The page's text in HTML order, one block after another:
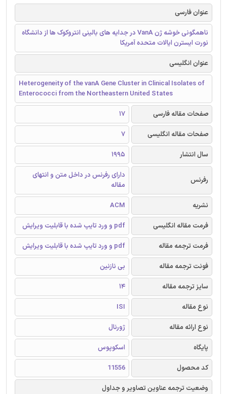
عنوان فارسی
ناهمگونی خوشه ژن VanA در جدایه های بالینی انتروکوک ها از دانشگاه
نورت ایسترن ایالات متحده آمریکا
عنوان انگلیسی
Heterogeneity of the vanA Gene Cluster in Clinical Isolates of
Enterococci from the Northeastern United States
صفحات مقاله فارسی
17
صفحات مقاله انگلیسی
7
سال انتشار
1995
رفرنس
دارای رفرنس در داخل متن و انتهای
مقاله
نشریه
ACM
فرمت مقاله انگلیسی
pdf و ورد تایپ شده با قابلیت ویرایش
فرمت ترجمه مقاله
pdf و ورد تایپ شده با قابلیت ویرایش
فونت ترجمه مقاله
بی نازنین
سایز ترجمه مقاله
14
نوع مقاله
ISI
نوع ارائه مقاله
ژورنال
پایگاه
اسکوپوس
کد محصول
11556
وضعیت ترجمه عناوین تصاویر و جداول